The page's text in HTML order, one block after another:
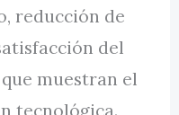
reducción de
del
muestran el